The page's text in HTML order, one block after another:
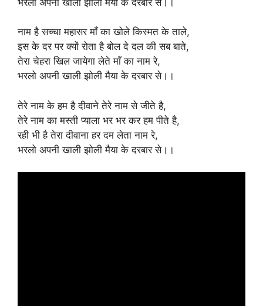
नाम है सच्चा महासर माँ का खोले किस्मत के ताले,
इस के दर पर क्यों रोता है बोल दे दल की सब बाते,
तेरा चेहरा खिल जायेगा लेते माँ का नाम रे,
भरलो अपनी खाली झोली मैया के दरबार से।।
तेरे नाम के हम है दीवाने तेरे नाम से जीते है,
तेरे नाम का मस्ती प्याला भर भर कर हम पीते है,
रही भी है तेरा दीवाना हर दम लेता नाम रे,
भरलो अपनी खाली झोली मैया के दरबार से।।